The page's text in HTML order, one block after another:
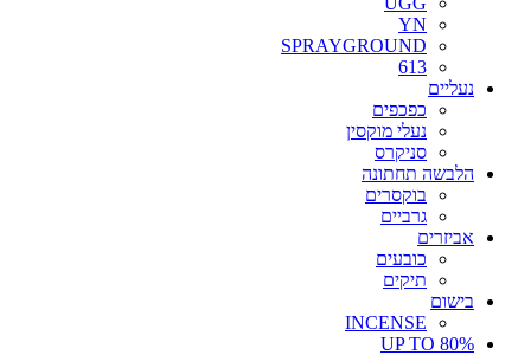
YN
SPRAYGROUND
613
נעליים
כפכפים
נעלי מוקסין
סניקרס
הלבשה תחתונה
בוקסרים
גרביים
אביזרים
כובעים
תיקים
בישום
INCENSE
UP TO 80%